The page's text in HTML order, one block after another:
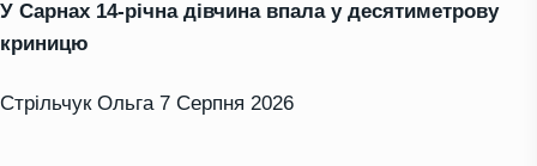
У Сарнах 14-річна дівчина впала у десятиметрову
криницю
Стрільчук Ольга 7 Серпня 2026